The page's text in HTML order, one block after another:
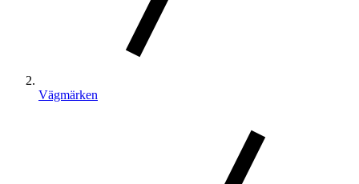
Vägmärken